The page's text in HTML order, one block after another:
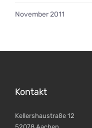
November 2011
Kontakt
Kellershaustraße 12